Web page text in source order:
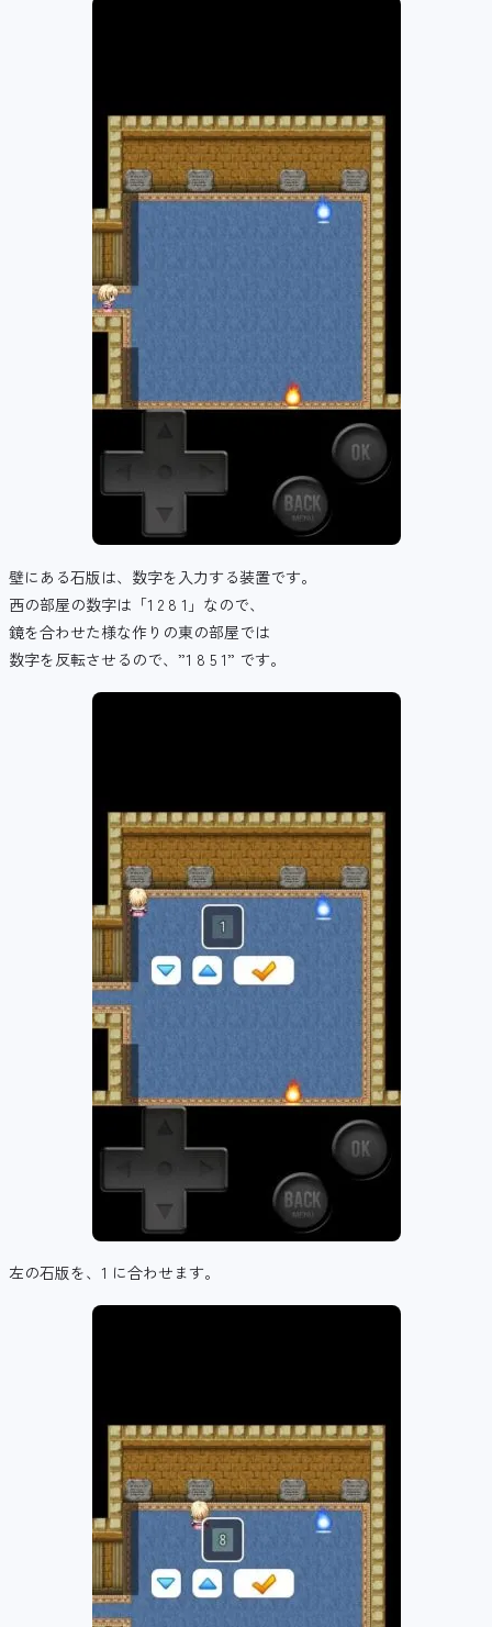
壁にある石版は、数字を入力する装置です。
西の部屋の数字は「1 2 8 1」なので、
鏡を合わせた様な作りの東の部屋では
数字を反転させるので、”1 8 5 1” です。
左の石版を、1 に合わせます。